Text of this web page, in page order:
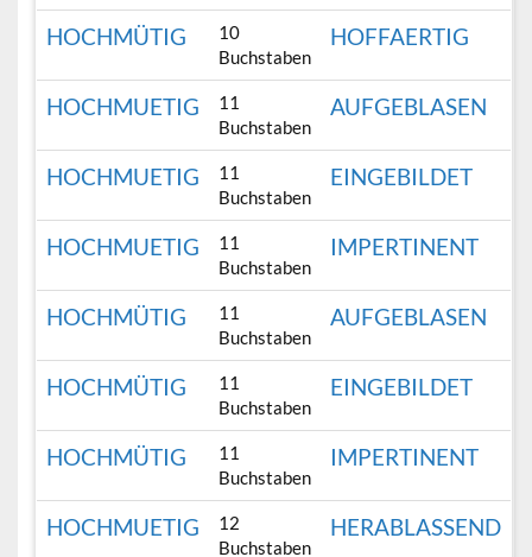
HOCHMÜTIG
10
Buchstaben
HOFFAERTIG
HOCHMUETIG
11
Buchstaben
AUFGEBLASEN
HOCHMUETIG
11
Buchstaben
EINGEBILDET
HOCHMUETIG
11
Buchstaben
IMPERTINENT
HOCHMÜTIG
11
Buchstaben
AUFGEBLASEN
HOCHMÜTIG
11
Buchstaben
EINGEBILDET
HOCHMÜTIG
11
Buchstaben
IMPERTINENT
HOCHMUETIG
12
Buchstaben
HERABLASSEND